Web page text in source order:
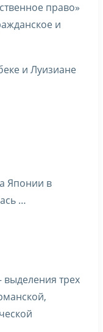
право»
и
и Луизиане
Японии в
…
трех